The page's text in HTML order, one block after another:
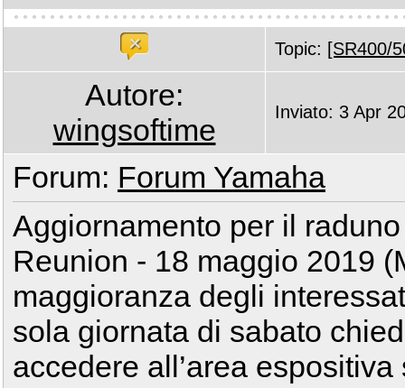
Topic: [SR400/
Autore:
wingsoftime
Inviato: 3 Apr
Forum: Forum Yamaha
Aggiornamento per il
Reunion - 18 maggio 2019
maggioranza degli
sola giornata di sabato
accedere all’area